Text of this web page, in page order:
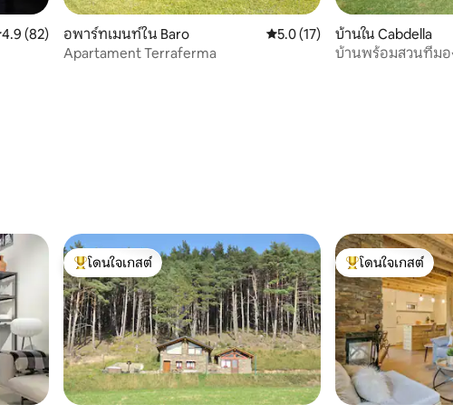
แนนเฉลี่ย 4.9 จาก 5, 82 รีวิว
4.9 (82)
อพาร์ทเมนท์ใน Baro คะแนนเฉลี่ย 5.0 จาก 5, 17 รีวิว
5.0 (17)
Apartament Terraferma
บ้านใน Cabdella
บ้านพร้อมสวนที่มอ
โดนใจเกสต์ที่สุด
โดนใจเกสต์
โดนใจเกสต์ที่สุด
โดนใจเกสต์